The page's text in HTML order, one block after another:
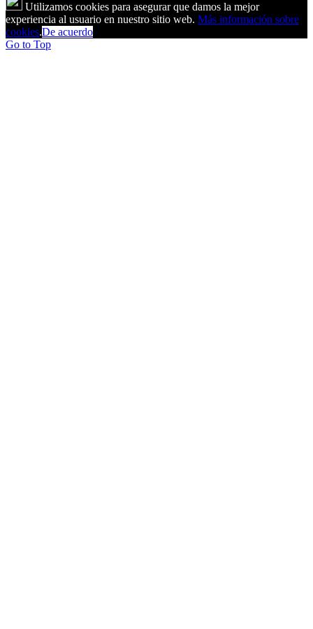
Utilizamos cookies para asegurar que damos la mejor
experiencia al usuario en nuestro sitio web. Más información sobre
cookies.De acuerdo
Go to Top